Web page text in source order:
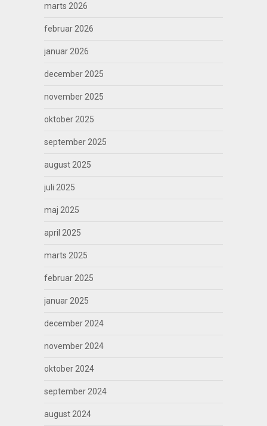
marts 2026
februar 2026
januar 2026
december 2025
november 2025
oktober 2025
september 2025
august 2025
juli 2025
maj 2025
april 2025
marts 2025
februar 2025
januar 2025
december 2024
november 2024
oktober 2024
september 2024
august 2024